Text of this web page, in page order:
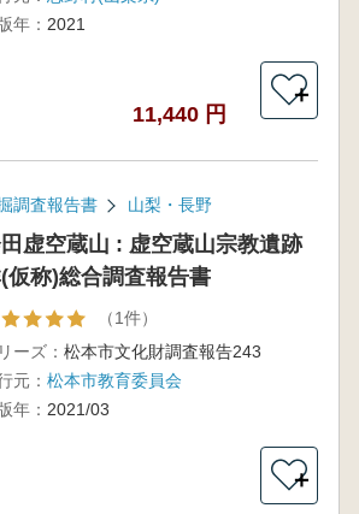
年： 2021
11,440 円
＋
調査報告書 山梨・長野
虚空蔵山 : 虚空蔵山宗教遺跡
仮称)総合調査報告書
（1件）
ーズ： 松本市文化財調査報告243
元： 松本市教育委員会
年： 2021/03
＋